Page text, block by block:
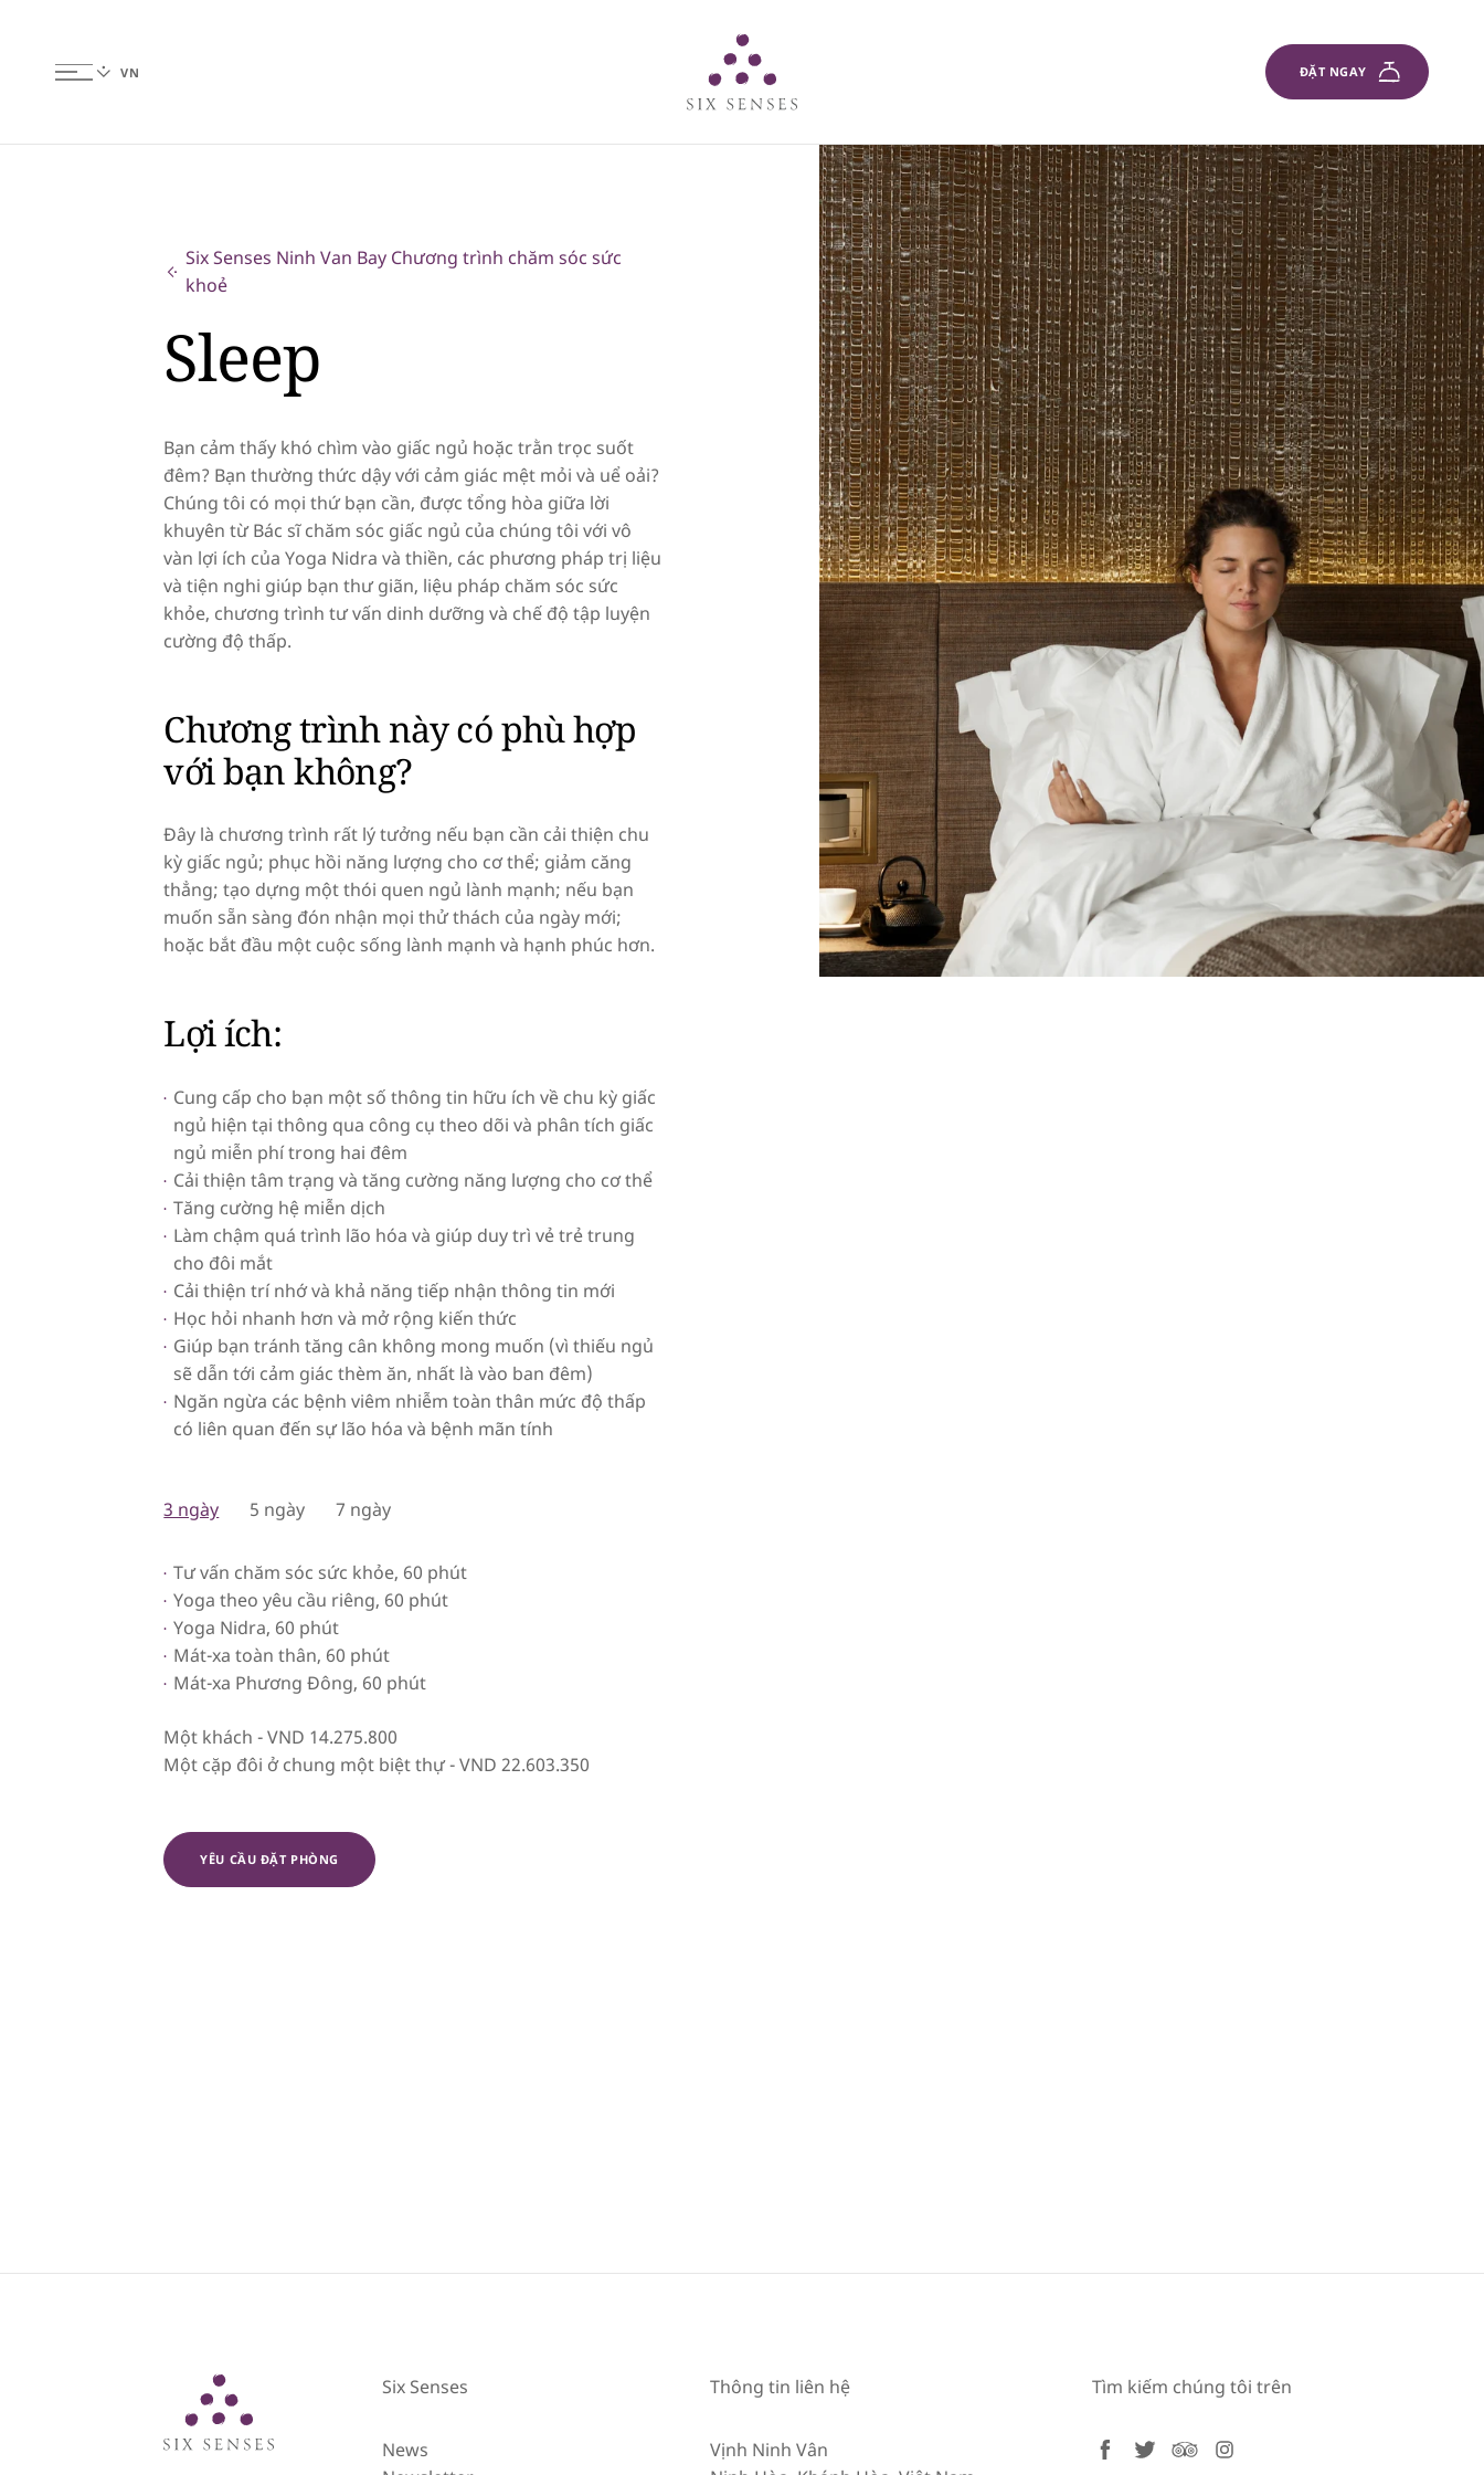
ĐẶT NGAY
Six Senses Ninh Van Bay Chương trình chăm sóc sức
khoẻ
Sleep
Bạn cảm thấy khó chìm vào giấc ngủ hoặc trằn trọc suốt
đêm? Bạn thường thức dậy với cảm giác mệt mỏi và uể oải?
Chúng tôi có mọi thứ bạn cần, được tổng hòa giữa lời
khuyên từ Bác sĩ chăm sóc giấc ngủ của chúng tôi với vô
vàn lợi ích của Yoga Nidra và thiền, các phương pháp trị liệu
và tiện nghi giúp bạn thư giãn, liệu pháp chăm sóc sức
khỏe, chương trình tư vấn dinh dưỡng và chế độ tập luyện
cường độ thấp.
Chương trình này có phù hợp
với bạn không?
Đây là chương trình rất lý tưởng nếu bạn cần cải thiện chu
kỳ giấc ngủ; phục hồi năng lượng cho cơ thể; giảm căng
thẳng; tạo dựng một thói quen ngủ lành mạnh; nếu bạn
muốn sẵn sàng đón nhận mọi thử thách của ngày mới;
hoặc bắt đầu một cuộc sống lành mạnh và hạnh phúc hơn.
Lợi ích:
Cung cấp cho bạn một số thông tin hữu ích về chu kỳ giấc
ngủ hiện tại thông qua công cụ theo dõi và phân tích giấc
ngủ miễn phí trong hai đêm
Cải thiện tâm trạng và tăng cường năng lượng cho cơ thể
Tăng cường hệ miễn dịch
Làm chậm quá trình lão hóa và giúp duy trì vẻ trẻ trung
cho đôi mắt
Cải thiện trí nhớ và khả năng tiếp nhận thông tin mới
Học hỏi nhanh hơn và mở rộng kiến thức
Giúp bạn tránh tăng cân không mong muốn (vì thiếu ngủ
sẽ dẫn tới cảm giác thèm ăn, nhất là vào ban đêm)
Ngăn ngừa các bệnh viêm nhiễm toàn thân mức độ thấp
có liên quan đến sự lão hóa và bệnh mãn tính
3 ngày 5 ngày 7 ngày
Tư vấn chăm sóc sức khỏe, 60 phút
Yoga theo yêu cầu riêng, 60 phút
Yoga Nidra, 60 phút
Mát-xa toàn thân, 60 phút
Mát-xa Phương Đông, 60 phút
Một khách - VND 14.275.800
Một cặp đôi ở chung một biệt thự - VND 22.603.350
YÊU CẦU ĐẶT PHÒNG
Six Senses
News
Thông tin liên hệ
Vịnh Ninh Vân
Tìm kiếm chúng tôi trên
facebook
twittertripadvisor